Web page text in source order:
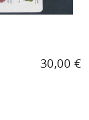
30,00 €